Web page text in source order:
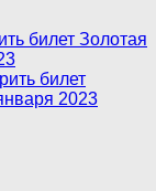
билет Золотая
билет
2023